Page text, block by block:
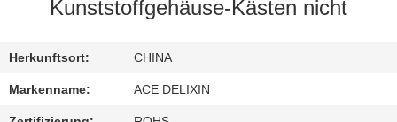
SIE
MIT
Kunststoffgehäuse-Kästen nicht
Herkunftsort: CHINA
Markenname: ACE DELIXIN